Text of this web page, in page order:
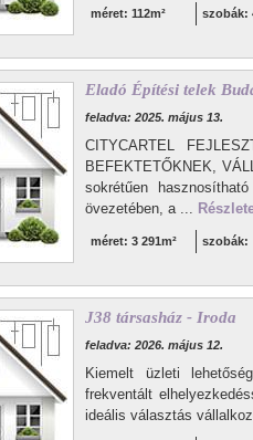
méret: 112m² szobák:
Eladó Építési telek
feladva: 2025. május 13.
CITYCARTEL
BEFEKTETŐKNEK,
sokrétűen
övezetében, a ...
méret: 3 291m² szobák:
J38 társasház - Iroda
feladva: 2026. május 12.
Kiemelt üzleti
frekventált
ideális választás